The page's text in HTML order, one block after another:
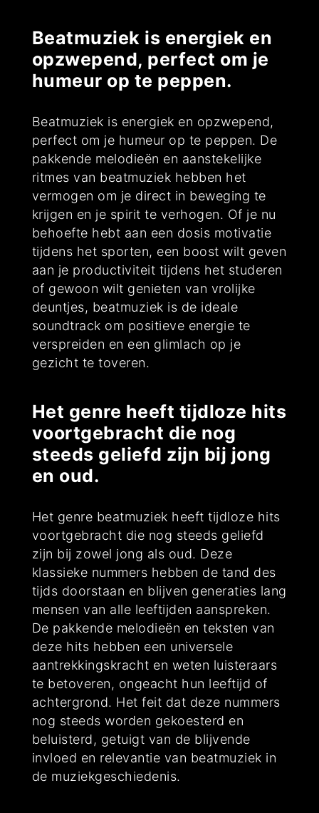
Beatmuziek is energiek en
opzwepend, perfect om je
humeur op te peppen.
Beatmuziek is energiek en opzwepend,
perfect om je humeur op te peppen. De
pakkende melodieën en aanstekelijke
ritmes van beatmuziek hebben het
vermogen om je direct in beweging te
krijgen en je spirit te verhogen. Of je nu
behoefte hebt aan een dosis motivatie
tijdens het sporten, een boost wilt geven
aan je productiviteit tijdens het studeren
of gewoon wilt genieten van vrolijke
deuntjes, beatmuziek is de ideale
soundtrack om positieve energie te
verspreiden en een glimlach op je
gezicht te toveren.
Het genre heeft tijdloze hits
voortgebracht die nog
steeds geliefd zijn bij jong
en oud.
Het genre beatmuziek heeft tijdloze hits
voortgebracht die nog steeds geliefd
zijn bij zowel jong als oud. Deze
klassieke nummers hebben de tand des
tijds doorstaan en blijven generaties lang
mensen van alle leeftijden aanspreken.
De pakkende melodieën en teksten van
deze hits hebben een universele
aantrekkingskracht en weten luisteraars
te betoveren, ongeacht hun leeftijd of
achtergrond. Het feit dat deze nummers
nog steeds worden gekoesterd en
beluisterd, getuigt van de blijvende
invloed en relevantie van beatmuziek in
de muziekgeschiedenis.